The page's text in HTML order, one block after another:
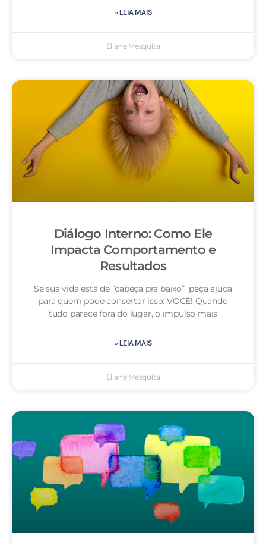
» LEIA MAIS
Eliane Mesquita
Diálogo Interno: Como Ele
Impacta Comportamento e
Resultados
Se sua vida está de “cabeça pra baixo” peça ajuda
para quem pode consertar isso: VOCÊ! Quando
tudo parece fora do lugar, o impulso mais
» LEIA MAIS
Eliane Mesquita